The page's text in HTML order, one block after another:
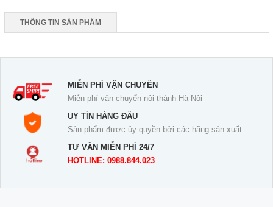
THÔNG TIN SẢN PHẨM
MIỄN PHÍ VẬN CHUYỂN
Miễn phí vận chuyển nội thành Hà Nội
UY TÍN HÀNG ĐẦU
Sản phẩm được ủy quyền bởi các hãng sản xuất.
TƯ VẤN MIỄN PHÍ 24/7
HOTLINE: 0988.844.023